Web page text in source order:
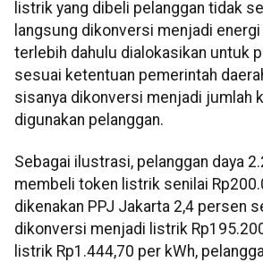
listrik yang dibeli pelanggan tidak
langsung dikonversi menjadi
terlebih dahulu dialokasikan untuk
sesuai ketentuan pemerintah
sisanya dikonversi menjadi jumlah
digunakan pelanggan.
Sebagai ilustrasi, pelanggan daya
membeli token listrik senilai
dikenakan PPJ Jakarta 2,4 persen
dikonversi menjadi listrik
listrik Rp1.444,70 per kWh,